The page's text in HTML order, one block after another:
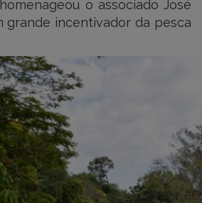
o associado José
grande incentivador da pesca